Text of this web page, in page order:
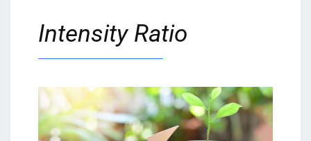
Intensity Ratio